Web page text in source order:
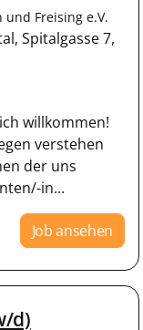
Freising e.V.
Spitalgasse 7,
willkommen!
verstehen
der uns
in...
Job ansehen
d)